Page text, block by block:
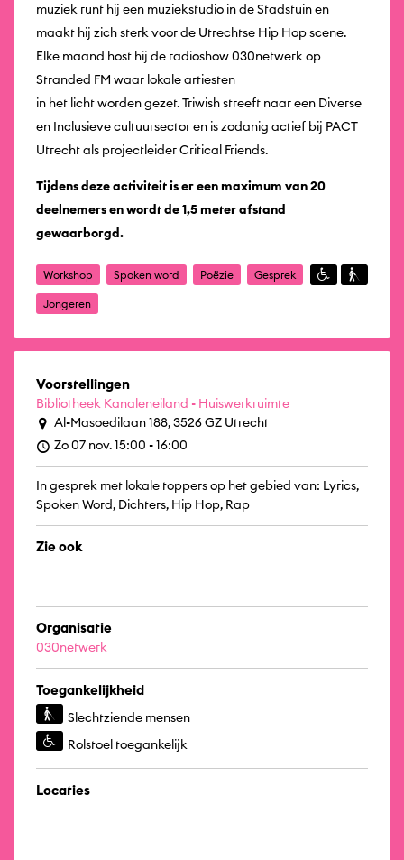
muziek runt hij een muziekstudio in de Stadstuin en
maakt hij zich sterk voor de Utrechtse Hip Hop scene.
Elke maand host hij de radioshow 030netwerk op
Stranded FM waar lokale artiesten
in het licht worden gezet. Triwish streeft naar een Diverse
en Inclusieve cultuursector en is zodanig actief bij PACT
Utrecht als projectleider Critical Friends.
Tijdens deze activiteit is er een maximum van 20
deelnemers en wordt de 1,5 meter afstand
gewaarborgd.
Workshop Spoken word Poëzie Gesprek
Jongeren
Voorstellingen
Bibliotheek Kanaleneiland - Huiswerkruimte
Al-Masoedilaan 188, 3526 GZ Utrecht
Zo 07 nov. 15:00 - 16:00
In gesprek met lokale toppers op het gebied van: Lyrics,
Spoken Word, Dichters, Hip Hop, Rap
Zie ook
Organisatie
030netwerk
Toegankelijkheid
Slechtziende mensen
Rolstoel toegankelijk
Locaties